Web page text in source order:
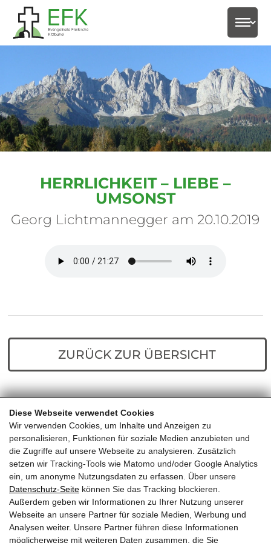
Diese Webseite verwendet Cookies
Wir verwenden Cookies, um Inhalte und Anzeigen zu
personalisieren, Funktionen für soziale Medien anzubieten und
die Zugriffe auf unsere Webseite zu analysieren. Zusätzlich
setzen wir Tracking-Tools wie Matomo und/oder Google Analytics
ein, um anonyme Nutzungsdaten zu erfassen. Über unsere
Datenschutz-Seite können Sie das Tracking blockieren.
Außerdem geben wir Informationen zu Ihrer Nutzung unserer
Webseite an unsere Partner für soziale Medien, Werbung und
Analysen weiter. Unsere Partner führen diese Informationen
möglicherweise mit weiteren Daten zusammen, die Sie
select-
HERRLICHKEIT – LIEBE –
UMSONST
Georg Lichtmannegger am 20.10.2019
ZURÜCK ZUR ÜBERSICHT
Home Predigten
Herrlichkeit – Liebe –
umsonst
EVANGELIKALE FREIKIRCHE
KITZBÜHEL